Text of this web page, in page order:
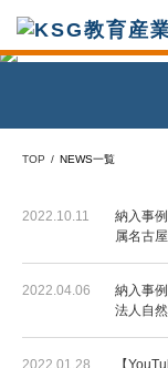
TOP NEWS一覧
2022.10.11
納入事
属名古
2022.04.06
納入事
法人自
2022.01.28
【